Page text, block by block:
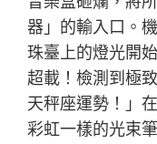
器」的輸入口。
珠臺上的燈光開
超載！檢測到極
天秤座運勢！」
彩虹一樣的光束